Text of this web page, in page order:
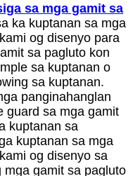
sa mga gamit sa
ka kuptanan sa mga
og disenyo para
sa pagluto kon
sa kuptanan o
sa kuptanan.
panginahanglan
guard sa mga gamit
kuptanan sa
kuptanan sa mga
og disenyo sa
mga gamit sa pagluto